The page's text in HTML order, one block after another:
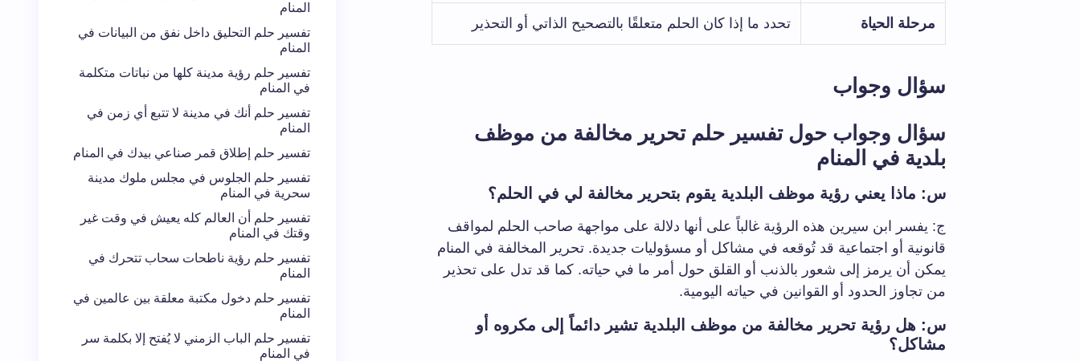
مرحلة الحياة تحدد ما إذا كان الحلم متعلقًا بالتصحيح الذاتي أو التحذير
سؤال وجواب
سؤال وجواب حول تفسير حلم تحرير مخالفة من موظف
بلدية في المنام
س: ماذا يعني رؤية موظف البلدية يقوم بتحرير مخالفة لي في الحلم؟
ج: يفسر ابن سيرين هذه الرؤية غالباً على أنها دلالة على مواجهة صاحب الحلم لمواقف
قانونية أو اجتماعية قد تُوقعه في مشاكل أو مسؤوليات جديدة. تحرير المخالفة في المنام
يمكن أن يرمز إلى شعور بالذنب أو القلق حول أمر ما في حياته. كما قد تدل على تحذير
من تجاوز الحدود أو القوانين في حياته اليومية.
س: هل رؤية تحرير مخالفة من موظف البلدية تشير دائماً إلى مكروه أو
مشاكل؟
المنام
تفسير حلم التحليق داخل نفق من البيانات في
المنام
تفسير حلم رؤية مدينة كلها من نباتات متكلمة
في المنام
تفسير حلم أنك في مدينة لا تتبع أي زمن في
المنام
تفسير حلم إطلاق قمر صناعي بيدك في المنام
تفسير حلم الجلوس في مجلس ملوك مدينة
سحرية في المنام
تفسير حلم أن العالم كله يعيش في وقت غير
وقتك في المنام
تفسير حلم رؤية ناطحات سحاب تتحرك في
المنام
تفسير حلم دخول مكتبة معلقة بين عالمين في
المنام
تفسير حلم الباب الزمني لا يُفتح إلا بكلمة سر
في المنام